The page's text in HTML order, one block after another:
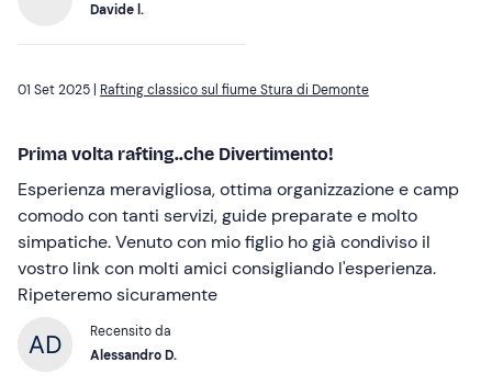
Davide l.
01 Set 2025 | Rafting classico sul fiume Stura di Demonte
Prima volta rafting..che Divertimento!
Esperienza meravigliosa, ottima organizzazione e camp
comodo con tanti servizi, guide preparate e molto
simpatiche. Venuto con mio figlio ho già condiviso il
vostro link con molti amici consigliando l'esperienza.
Ripeteremo sicuramente
Recensito da
Alessandro D.